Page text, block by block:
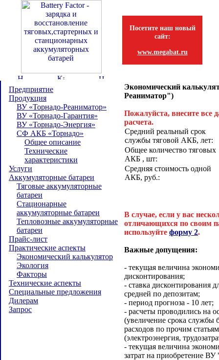
Посетите наш новый
сайт:
www.megabat.ru
Предприятие
Продукция
ВУ «Торнадо-Реаниматор»
ВУ «Торнадо-Гарантия»
ВУ «Торнадо-Энергия»
СФ АКБ «Торнадо»
Общее описание
Технические
характеристики
Услуги
Аккумуляторные батареи
Тяговые аккумуляторные
батареи
Стационарные
аккумуляторные батареи
Тепловозные аккумуляторные
батареи
Прайс-лист
Практические аспекты
Экономический калькулятор
Экология
Факторы
Технические аспекты
Специальные предложения
Дилерам
Запрос
Экономический
Реаниматор")
Пожалуйста, внесите все
расчета.
Средний реальный срок
службы тяговой АКБ, лет:
Общее количество тяговых
АКБ , шт:
Средняя стоимость одной
АКБ, руб.:
В случае, если у вас
отличающихся по своим
используйте форму 2.
Важные допущения:
- текущая величина
дисконтирования;
- ставка дисконтирования
средней по депозитам;
- период прогноза - 10 лет;
- расчеты проводились на
(увеличение срока службы
расходов по прочим
(электроэнергия,
- текущая величина
затрат на приобретение